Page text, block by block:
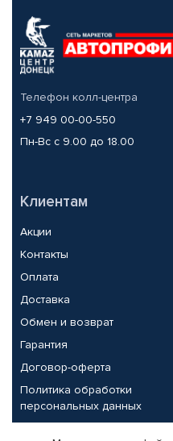
Телефон колл-центра
+7 949 00-00-550
Пн-Вс с 9.00 до 18.00
Клиентам
Акции
Контакты
Оплата
Доставка
Обмен и возврат
Гарантия
Договор-оферта
Политика обработки
персональных данных